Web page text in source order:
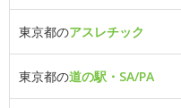
東京都のアスレチック
東京都の道の駅・SA/PA